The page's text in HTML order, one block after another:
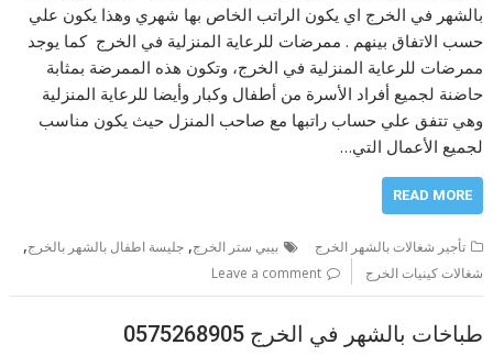
بالشهر في الخرج اي يكون الراتب الخاص بها شهري وهذا يكون علي
حسب الاتفاق بينهم . ممرضات للرعاية المنزلية في الخرج كما يوجد
ممرضات للرعاية المنزلية في الخرج، وتكون هذه الممرضة بمثابة
حاضنة لجميع أفراد الأسرة من أطفال وكبار وأيضا للرعاية المنزلية
وهي تتفق علي حساب راتبها مع صاحب المنزل حيث يكون مناسب
لجميع الأعمال التي…
READ MORE
تأجير شغالات بالشهر الخرج بيبي ستر الخرج,جليسة اطفال بالشهر بالخرج,
شغالات كينيات الخرج Leave a comment
طباخات بالشهر في الخرج 0575268905